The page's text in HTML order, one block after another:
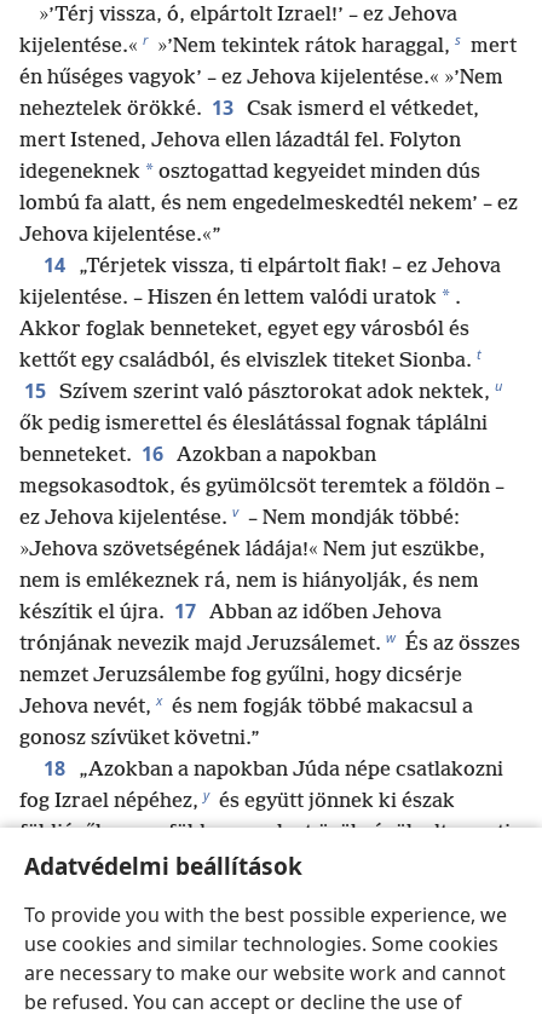
Adatvédelmi beállítások
To provide you with the best possible experience, we
use cookies and similar technologies. Some cookies
are necessary to make our website work and cannot
be refused. You can accept or decline the use of
»’Térj vissza, ó, elpártolt Izrael!’ – ez Jehova
kijelentése.« r »’Nem tekintek rátok haraggal, s mert
én hűséges vagyok’ – ez Jehova kijelentése.« »’Nem
neheztelek örökké. 13 Csak ismerd el vétkedet,
mert Istened, Jehova ellen lázadtál fel. Folyton
idegeneknek * osztogattad kegyeidet minden dús
lombú fa alatt, és nem engedelmeskedtél nekem’ – ez
Jehova kijelentése.«”
14
„Térjetek vissza, ti elpártolt fiak! – ez Jehova
kijelentése. – Hiszen én lettem valódi uratok * .
Akkor foglak benneteket, egyet egy városból és
kettőt egy családból, és elviszlek titeket Sionba. t
15 Szívem szerint való pásztorokat adok nektek, u
ők pedig ismerettel és éleslátással fognak táplálni
benneteket. 16 Azokban a napokban
megsokasodtok, és gyümölcsöt teremtek a földön –
ez Jehova kijelentése. v – Nem mondják többé:
»Jehova szövetségének ládája!« Nem jut eszükbe,
nem is emlékeznek rá, nem is hiányolják, és nem
készítik el újra. 17 Abban az időben Jehova
trónjának nevezik majd Jeruzsálemet. w És az összes
nemzet Jeruzsálembe fog gyűlni, hogy dicsérje
Jehova nevét, x és nem fogják többé makacsul a
gonosz szívüket követni.”
18
„Azokban a napokban Júda népe csatlakozni
fog Izrael népéhez, y és együtt jönnek ki észak
földjéről arra a földre, amelyet örökségül adtam a ti
ősapáitoknak. z 19 Erre gondoltam: »Mily nagy
neked a kívánatos földet, a legszebb örökséget a
nemzetek * között!« a Majd azt is gondoltam, hogy
így fogtok szólítani: »Atyám!«, és nem hagytok fel